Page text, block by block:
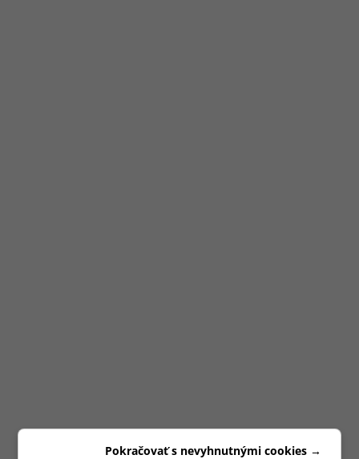
Pokračovať s nevyhnutnými cookies →